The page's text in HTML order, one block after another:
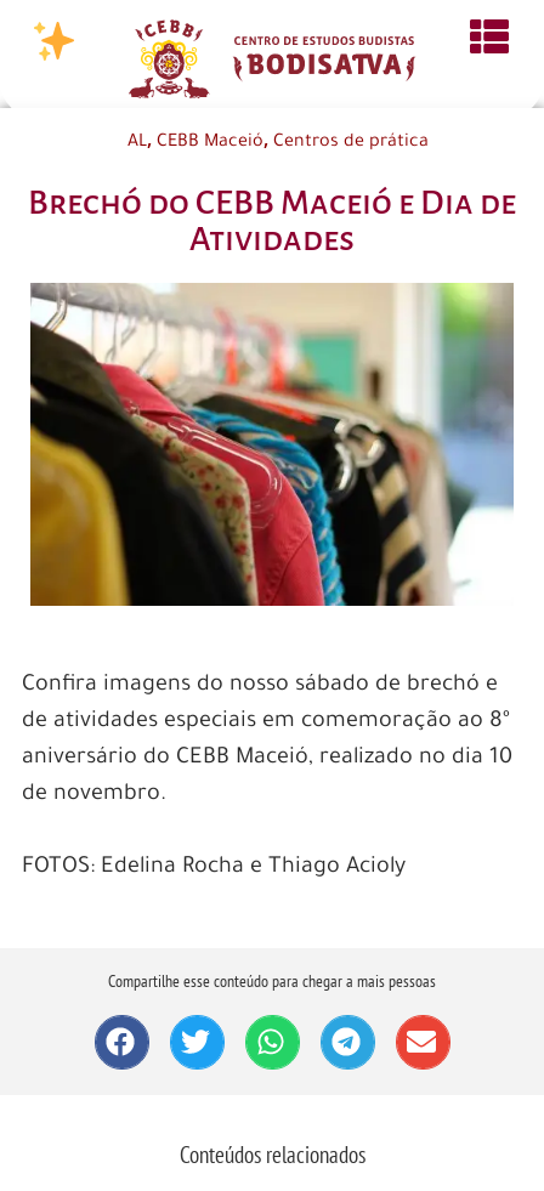
AL, CEBB Maceió, Centros de prática
Brechó do CEBB Maceió e Dia de
Atividades
Confira imagens do nosso sábado de brechó e
de atividades especiais em comemoração ao 8º
aniversário do CEBB Maceió, realizado no dia 10
de novembro.
FOTOS: Edelina Rocha e Thiago Acioly
Compartilhe esse conteúdo para chegar a mais pessoas
Conteúdos relacionados